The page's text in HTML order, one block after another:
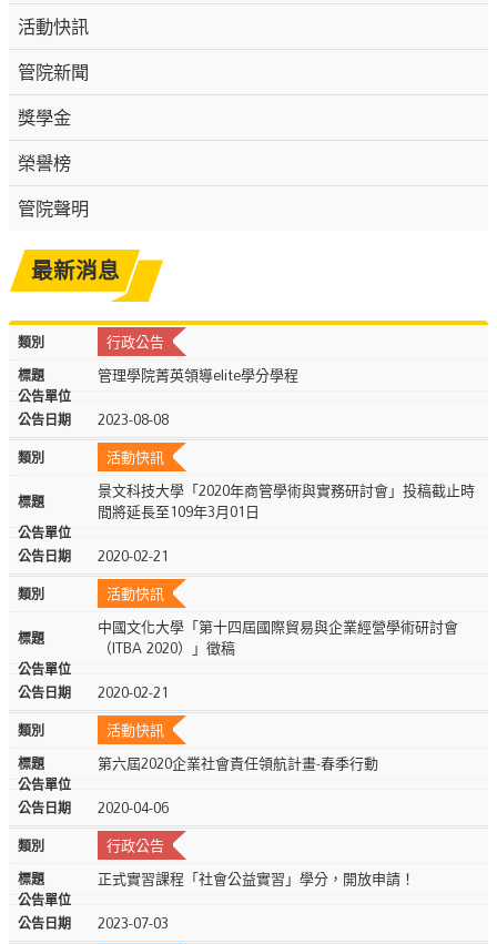
活動快訊
管院新聞
獎學金
榮譽榜
管院聲明
最新消息
行政公告
管理學院菁英領導elite學分學程
2023-08-08
活動快訊
景文科技大學「2020年商管學術與實務研討會」投稿截止時
間將延長至109年3月01日
2020-02-21
活動快訊
中國文化大學「第十四屆國際貿易與企業經營學術研討會
（ITBA 2020）」徵稿
2020-02-21
活動快訊
第六屆2020企業社會責任領航計畫-春季行動
2020-04-06
行政公告
正式實習課程「社會公益實習」學分，開放申請！
2023-07-03